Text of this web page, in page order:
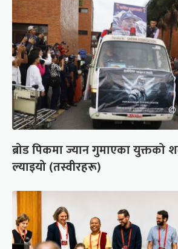
ब्रोड पिकमा ज्यान गुमाएका युक्तको
ल्याइयो (तस्वीरहरू)